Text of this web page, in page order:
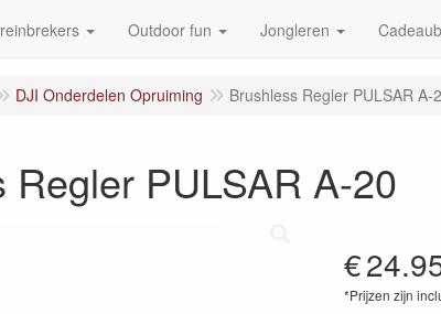
Outdoor fun Jongleren
DJI Onderdelen Opruiming Brushless Regler PULSAR A-
Regler PULSAR A-20
€
*Prijzen zijn